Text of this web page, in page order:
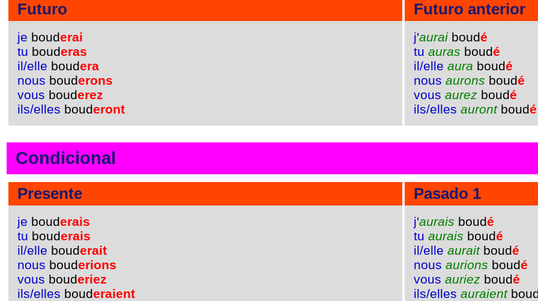
Futuro
je bouderai
tu bouderas
il/elle boudera
nous bouderons
vous bouderez
ils/elles bouderont
Futuro anterior
j'aurai boudé
tu auras boudé
il/elle aura boudé
nous aurons boudé
vous aurez boudé
ils/elles aurontboudé
Condicional
Presente
je bouderais
tu bouderais
il/elle bouderait
nous bouderions
vous bouderiez
ils/elles bouderaient
Pasado 1
j'aurais boudé
tu aurais boudé
il/elle auraitboudé
nous aurions boudé
vous auriez boudé
ils/elles auraient